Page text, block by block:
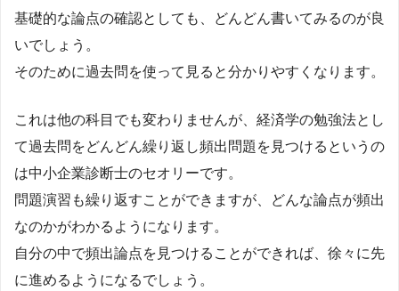
基礎的な論点の確認としても、どんどん書いてみるのが良
いでしょう。
そのために過去問を使って見ると分かりやすくなります。
これは他の科目でも変わりませんが、経済学の勉強法とし
て過去問をどんどん繰り返し頻出問題を見つけるというの
は中小企業診断士のセオリーです。
問題演習も繰り返すことができますが、どんな論点が頻出
なのかがわかるようになります。
自分の中で頻出論点を見つけることができれば、徐々に先
に進めるようになるでしょう。